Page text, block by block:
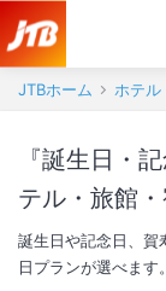
JTBホーム ホテル
『誕生日・
テル・旅館
誕生日や記念日、賀
日プランが選べます。